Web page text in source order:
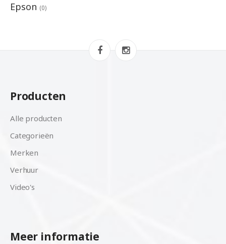
Epson (0)
Producten
Alle producten
Categorieën
Merken
Verhuur
Video's
Meer informatie